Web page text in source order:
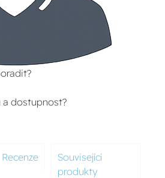
a dostupnost?
Recenze
Související
produkty